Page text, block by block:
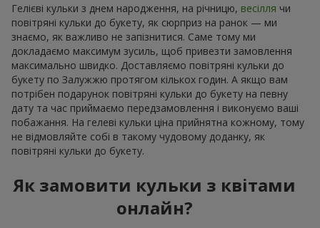
Гелієві кульки з днем народження, на річницю, весілля чи
повітряні кульки до букету, як сюрприз на ранок — ми
знаємо, як важливо не запізнитися. Саме тому ми
докладаємо максимум зусиль, щоб привезти замовлення
максимально швидко. Доставляємо повітряні кульки до
букету по Залужжю протягом кількох годин. А якщо вам
потрібен подарунок повітряні кульки до букету на певну
дату та час приймаємо передзамовлення і виконуємо ваші
побажання. На гелеві кульки ціна прийнятна кожному, тому
не відмовляйте собі в такому чудовому доданку, як
повітряні кульки до букету.
Як замовити кульки з квітами
онлайн?